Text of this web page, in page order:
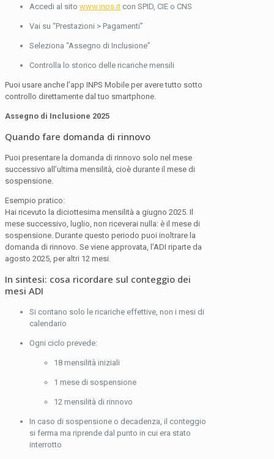
Accedi al sito www.inps.it con SPID, CIE o CNS
Vai su “Prestazioni > Pagamenti”
Seleziona “Assegno di Inclusione”
Controlla lo storico delle ricariche mensili
Puoi usare anche l’app INPS Mobile per avere tutto sotto
controllo direttamente dal tuo smartphone.
Assegno di Inclusione 2025
Quando fare domanda di rinnovo
Puoi presentare la domanda di rinnovo solo nel mese
successivo all’ultima mensilità, cioè durante il mese di
sospensione.
Esempio pratico:
Hai ricevuto la diciottesima mensilità a giugno 2025. Il
mese successivo, luglio, non riceverai nulla: è il mese di
sospensione. Durante questo periodo puoi inoltrare la
domanda di rinnovo. Se viene approvata, l’ADI riparte da
agosto 2025, per altri 12 mesi.
In sintesi: cosa ricordare sul conteggio dei
mesi ADI
Si contano solo le ricariche effettive, non i mesi di
calendario
Ogni ciclo prevede:
18 mensilità iniziali
1 mese di sospensione
12 mensilità di rinnovo
In caso di sospensione o decadenza, il conteggio
si ferma ma riprende dal punto in cui era stato
interrotto